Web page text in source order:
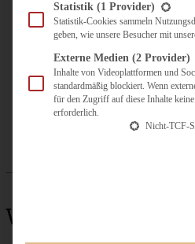
ÜBER MICH
ZUSAMMENARBEIT
Weihnachtsmarkt
Statistik (1 Provider)
Statistik-Cookies sammeln
geben, wie unsere Besucher mit
Externe Medien (2 Provider)
Inhalte von Videoplattformen und
standardmäßig blockiert. Wenn
für den Zugriff auf diese Inhalte
erforderlich.
Nicht-TCF-